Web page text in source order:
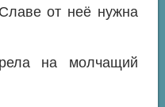
от неё нужна
на молчащий